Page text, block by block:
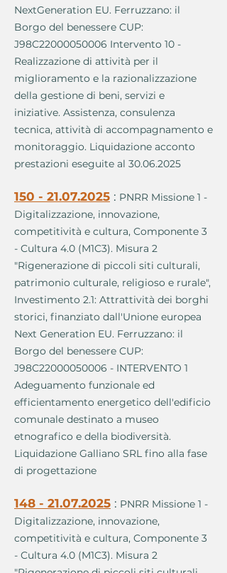
NextGeneration EU. Ferruzzano: il
Borgo del benessere CUP:
J98C22000050006 Intervento 10 -
Realizzazione di attività per il
miglioramento e la razionalizzazione
della gestione di beni, servizi e
iniziative. Assistenza, consulenza
tecnica, attività di accompagnamento e
monitoraggio. Liquidazione acconto
prestazioni eseguite al 30.06.2025
150 - 21.07.2025 : PNRR Missione 1 -
Digitalizzazione, innovazione,
competitività e cultura, Componente 3
- Cultura 4.0 (M1C3). Misura 2
"Rigenerazione di piccoli siti culturali,
patrimonio culturale, religioso e rurale",
Investimento 2.1: Attrattività dei borghi
storici, finanziato dall'Unione europea
Next Generation EU. Ferruzzano: il
Borgo del benessere CUP:
J98C22000050006 - INTERVENTO 1
Adeguamento funzionale ed
efficientamento energetico dell'edificio
comunale destinato a museo
etnografico e della biodiversità.
Liquidazione Galliano SRL fino alla fase
di progettazione
148 - 21.07.2025 : PNRR Missione 1 -
Digitalizzazione, innovazione,
competitività e cultura, Componente 3
- Cultura 4.0 (M1C3). Misura 2